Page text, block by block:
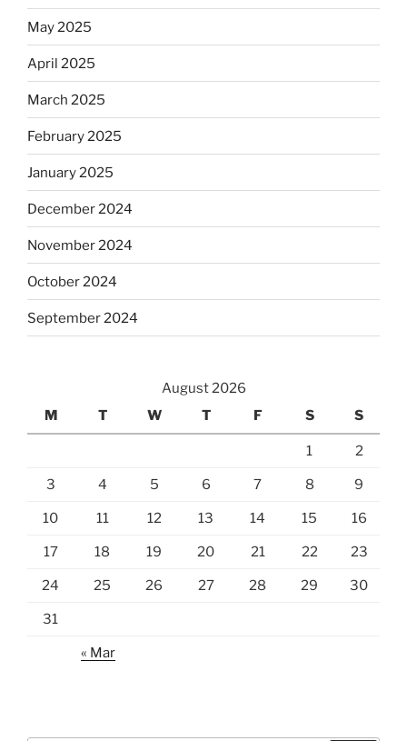
May 2025
April 2025
March 2025
February 2025
January 2025
December 2024
November 2024
October 2024
September 2024
August 2026
M
T W T F S S
1 2
3 4 5 6 7 8 9
10 11 12 13 14 15 16
17 18 19 20 21 22 23
24 25 26 27 28 29 30
31
« Mar